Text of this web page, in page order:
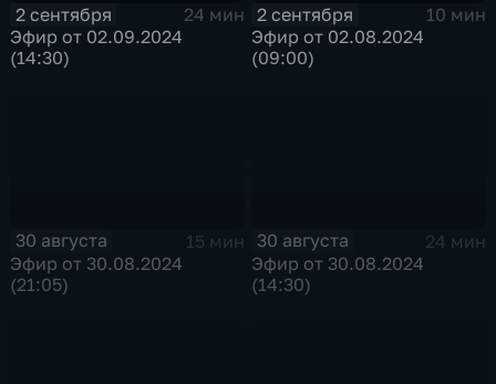
2 сентября
24 мин
Эфир от 02.09.2024
(14:30)
2 сентября
10 мин
Эфир от 02.08.2024
(09:00)
30 августа
15 мин
Эфир от 30.08.2024
(21:05)
30 августа
24 мин
Эфир от 30.08.2024
(14:30)